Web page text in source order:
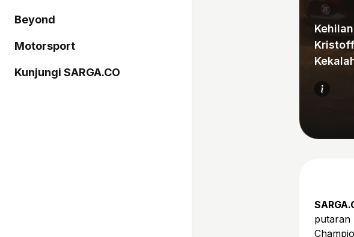
Beyond
Motorsport
Kunjungi SARGA.CO
putaran